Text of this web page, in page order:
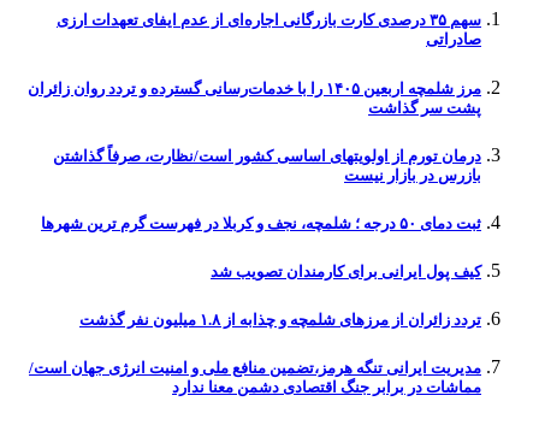
سهم ۳۵ درصدی کارت بازرگانی اجاره‌ای از عدم ایفای تعهدات ارزی
صادراتی
مرز شلمچه اربعین ۱۴۰۵ را با خدمات‌رسانی گسترده و تردد روان زائران
پشت سر گذاشت
درمان تورم از اولویتهای اساسی کشور است/نظارت، صرفاً گذاشتن
بازرس در بازار نیست
ثبت دمای ۵۰ درجه ؛ شلمچه، نجف و کربلا در فهرست گرم ترین شهرها
کیف پول ایرانی برای کارمندان تصویب شد
تردد زائران از مرزهای شلمچه و چذابه از ۱.۸ میلیون نفر گذشت
مدیریت ایرانی تنگه هرمز،تضمین منافع ملی و امنیت انرژی جهان است/
مماشات در برابر جنگ اقتصادی دشمن معنا ندارد